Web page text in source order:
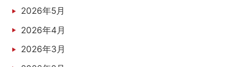
2026年5月
2026年4月
2026年3月